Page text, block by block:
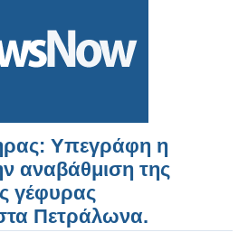
Υπεγράφη η
αναβάθμιση της
γέφυρας
Πετράλωνα.